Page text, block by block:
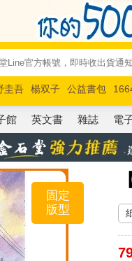
圭吾 楊双子 公益書包
路邊攤新作 馬斯克 玩具
館 英文書 雜誌 電
固定
版型